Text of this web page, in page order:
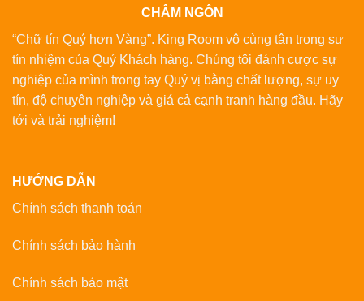
CHÂM NGÔN
“Chữ tín Quý hơn Vàng”. King Room vô cùng tân trọng sự
tín nhiệm của Quý Khách hàng. Chúng tôi đánh cược sự
nghiệp của mình trong tay Quý vị bằng chất lượng, sự uy
tín, độ chuyên nghiệp và giá cả cạnh tranh hàng đầu. Hãy
tới và trải nghiệm!
HƯỚNG DẪN
Chính sách thanh toán
Chính sách bảo hành
Chính sách bảo mật